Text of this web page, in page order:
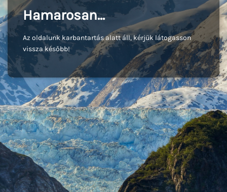
Hamarosan...
Az oldalunk karbantartás alatt áll, kérjük látogasson
vissza később!